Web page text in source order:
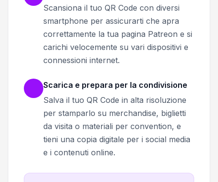
Scansiona il tuo QR Code con diversi
smartphone per assicurarti che apra
correttamente la tua pagina Patreon e si
carichi velocemente su vari dispositivi e
connessioni internet.
Scarica e prepara per la condivisione
Salva il tuo QR Code in alta risoluzione
per stamparlo su merchandise, biglietti
da visita o materiali per convention, e
tieni una copia digitale per i social media
e i contenuti online.